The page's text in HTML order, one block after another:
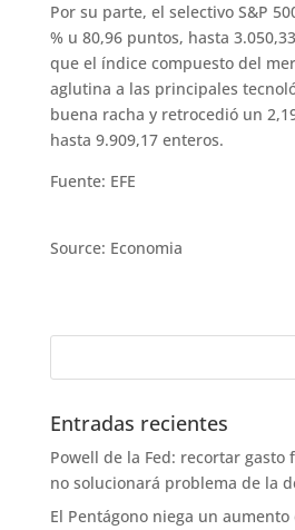
Por su parte, el selectivo S&P
% u 80,96 puntos, hasta
que el índice compuesto del
aglutina a las principales
buena racha y retrocedió un
hasta 9.909,17 enteros.
Fuente: EFE
Source: Economia
Entradas recientes
Powell de la Fed: recortar gasto
no solucionará problema de la
El Pentágono niega un